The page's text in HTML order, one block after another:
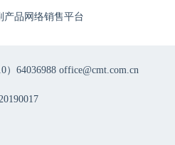
产品网络销售平台
64036988 office@cmt.com.cn